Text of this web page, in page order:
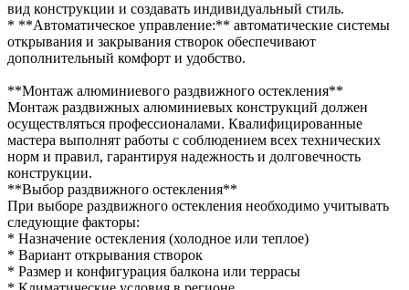
вид конструкции и создавать индивидуальный стиль.
* **Автоматическое управление:** автоматические системы
открывания и закрывания створок обеспечивают
дополнительный комфорт и удобство.
**Монтаж алюминиевого раздвижного остекления**
Монтаж раздвижных алюминиевых конструкций должен
осуществляться профессионалами. Квалифицированные
мастера выполнят работы с соблюдением всех технических
норм и правил, гарантируя надежность и долговечность
конструкции.
**Выбор раздвижного остекления**
При выборе раздвижного остекления необходимо учитывать
следующие факторы:
* Назначение остекления (холодное или теплое)
* Вариант открывания створок
* Размер и конфигурация балкона или террасы